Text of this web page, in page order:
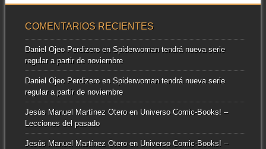
COMENTARIOS RECIENTES
Daniel Ojeo Perdizeroen Spiderwoman tendrá nueva serie
regular a partir de noviembre
Daniel Ojeo Perdizeroen Spiderwoman tendrá nueva serie
regular a partir de noviembre
Jesús Manuel Martínez Oteroen Universo Comic-Books! –
Lecciones del pasado
Jesús Manuel Martínez Oteroen Universo Comic-Books! –